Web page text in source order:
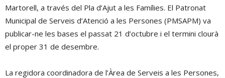
Martorell, a través del Pla d’Ajut a les Famílies. El Patronat
Municipal de Serveis d’Atenció a les Persones (PMSAPM) va
publicar-ne les bases el passat 21 d’octubre i el termini clourà
el proper 31 de desembre.
La regidora coordinadora de l’Àrea de Serveis a les Persones,